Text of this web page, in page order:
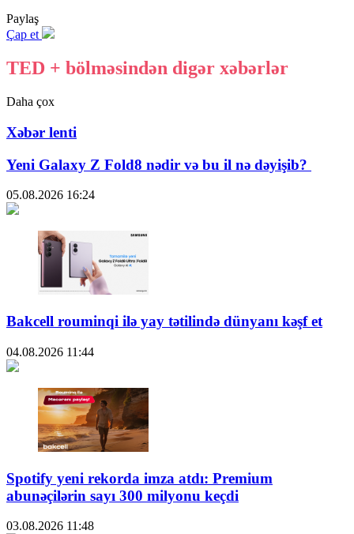
Paylaş
Çap et
TED + bölməsindən digər xəbərlər
Daha çox
Xəbər lenti
Yeni Galaxy Z Fold8 nədir və bu il nə dəyişib?
05.08.2026 16:24
Bakcell rouminqi ilə yay tətilində dünyanı kəşf et
04.08.2026 11:44
Spotify yeni rekorda imza atdı: Premium
abunəçilərin sayı 300 milyonu keçdi
03.08.2026 11:48